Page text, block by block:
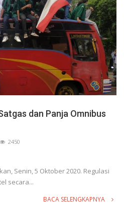
dan Panja Omnibus
2450
Senin, 5 Oktober 2020. Regulasi
secara...
BACA SELENGKAPNYA